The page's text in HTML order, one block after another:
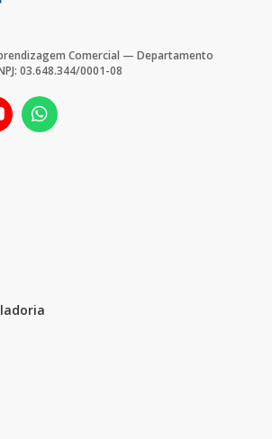
Comercial — Departamento
03.648.344/0001-08